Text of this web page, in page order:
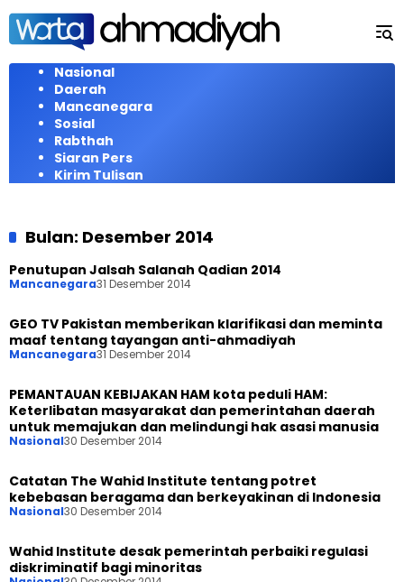
Langsung
konten
Nasional
Daerah
Mancanegara
Sosial
Rabthah
Siaran Pers
Kirim Tulisan
Bulan: Desember 2014
Penutupan Jalsah Salanah Qadian 2014
Mancanegara31 Desember 2014
GEO TV Pakistan memberikan klarifikasi dan meminta
maaf tentang tayangan anti-ahmadiyah
Mancanegara31 Desember 2014
PEMANTAUAN KEBIJAKAN HAM kota peduli HAM:
Keterlibatan masyarakat dan pemerintahan daerah
untuk memajukan dan melindungi hak asasi manusia
Nasional30 Desember 2014
Catatan The Wahid Institute tentang potret
kebebasan beragama dan berkeyakinan di Indonesia
Nasional30 Desember 2014
Wahid Institute desak pemerintah perbaiki regulasi
diskriminatif bagi minoritas